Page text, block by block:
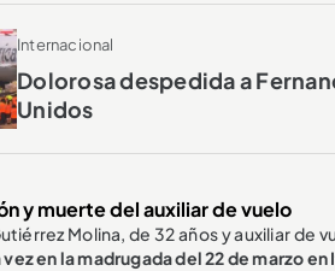
Internacional
Dolorosa despedida a
Unidos
y muerte del auxiliar de vuelo
Molina, de 32 años y auxiliar de
en la madrugada del 22 de marzo en